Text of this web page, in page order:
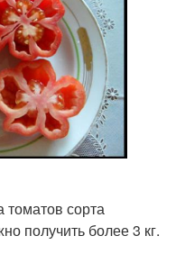
томатов сорта
получить более 3 кг.